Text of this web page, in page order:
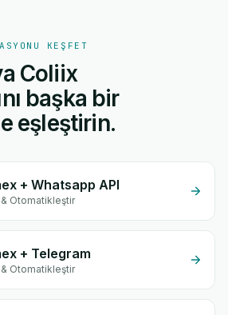
KEŞFET
Coliix
başka bir
eşleştirin.
+ Whatsapp API
& Otomatikleştir
+ Telegram
& Otomatikleştir